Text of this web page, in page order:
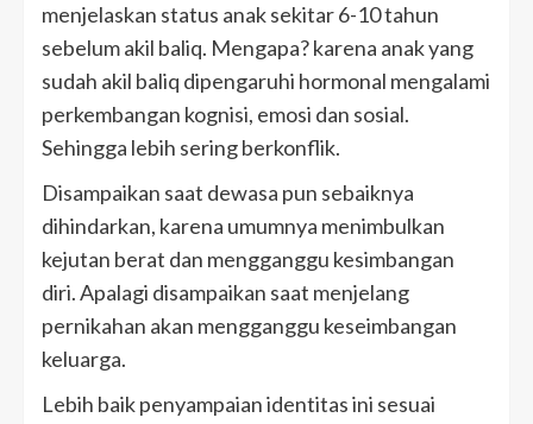
menjelaskan status anak sekitar 6-10 tahun
sebelum akil baliq. Mengapa? karena anak yang
sudah akil baliq dipengaruhi hormonal mengalami
perkembangan kognisi, emosi dan sosial.
Sehingga lebih sering berkonflik.
Disampaikan saat dewasa pun sebaiknya
dihindarkan, karena umumnya menimbulkan
kejutan berat dan mengganggu kesimbangan
diri. Apalagi disampaikan saat menjelang
pernikahan akan mengganggu keseimbangan
keluarga.
Lebih baik penyampaian identitas ini sesuai